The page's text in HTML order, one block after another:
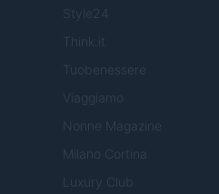
Style24
Think.it
Tuobenessere
Viaggiamo
Nonne Magazine
Milano Cortina
Luxury Club